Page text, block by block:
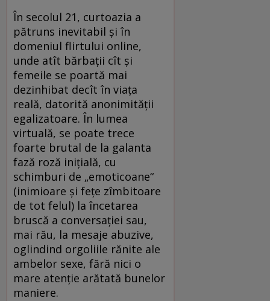
În secolul 21, curtoazia a
pătruns inevitabil şi în
domeniul flirtului online,
unde atît bărbaţii cît şi
femeile se poartă mai
dezinhibat decît în viaţa
reală, datorită anonimităţii
egalizatoare. În lumea
virtuală, se poate trece
foarte brutal de la galanta
fază roză iniţială, cu
schimburi de „emoticoane“
(inimioare şi feţe zîmbitoare
de tot felul) la încetarea
bruscă a conversaţiei sau,
mai rău, la mesaje abuzive,
oglindind orgoliile rănite ale
ambelor sexe, fără nici o
mare atenţie arătată bunelor
maniere.